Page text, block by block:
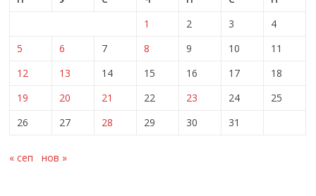
1
2 3
4
5
6 7 8 9 10
11
12
13 14 15 16 17
18
19
20 21 22 23 24
25
26
27 28 29 30 31
« сеп нов »